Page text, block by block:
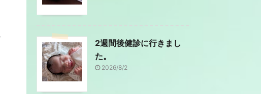
2週間後健診に行きまし
た。
2026/8/2